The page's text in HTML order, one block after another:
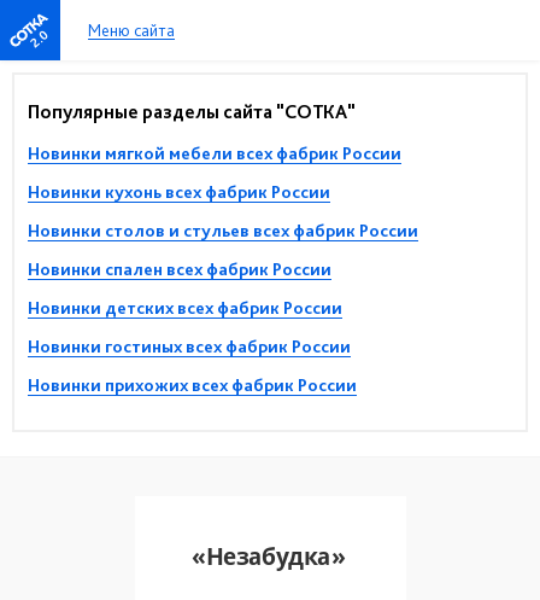
2.0 Меню сайта
Популярные разделы сайта "СОТКА"
Новинки мягкой мебели всех фабрик России
Новинки кухонь всех фабрик России
Новинки столов и стульев всех фабрик России
Новинки спален всех фабрик России
Новинки детских всех фабрик России
Новинки гостиных всех фабрик России
Новинки прихожих всех фабрик России